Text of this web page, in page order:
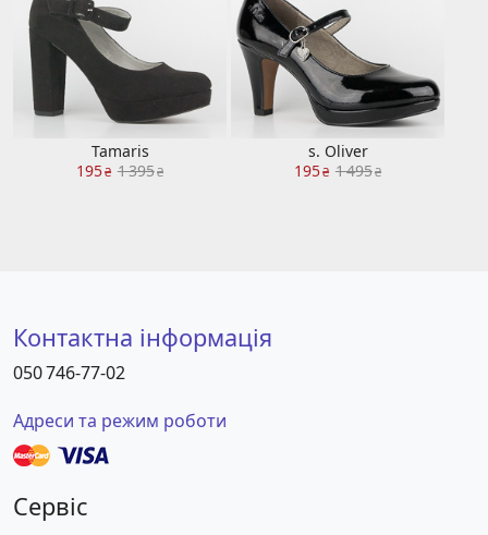
Tamaris
195₴ 1 395₴
s. Oliver
195₴ 1 495₴
Контактна інформація
050 746-77-02
Адреси та режим роботи
Сервіс